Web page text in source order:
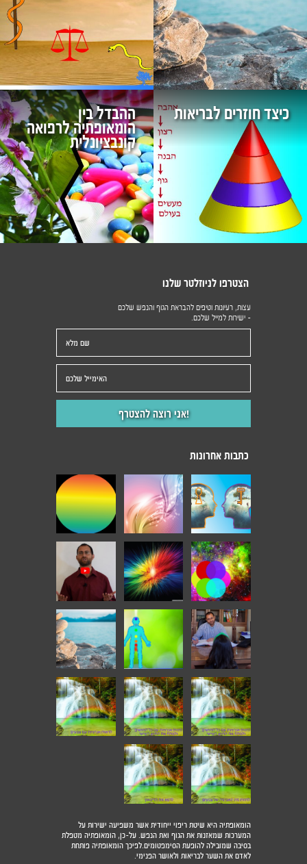
כיצד חוזרים לבריאות ההבדל בין
הומאופתיה לרפואה
קונבציונלית
הומאופתיה היא שיטת ריפוי ייחודית אשר משפיעה ישירות על
המערכות שמאזנות את הגוף ואת הנפש. על-כן, הומאופתיה מטפלת
בסיבה שמובילה להופעת הסימפטומים.לפיכך הומאופתיה פותחת
לאדם את השער לבריאות ולאושר הפנימי.
כתבות אחרונות
הצטרפו לניוזלטר שלנו
עצות, רעיונות וטיפים להבראת הגוף והנפש שלכם
- ישירות למייל שלכם.